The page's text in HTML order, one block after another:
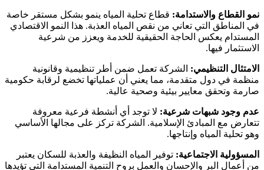
نمو القطاع والاستدامة:قطاع تحلية المياه ينمو بشكل مستقر خاصة
في المناطق التي تعاني من نقص المياه العذبة. هذا النمو الاقتصادي
المستدام يعكس الحاجة الحقيقية للخدمة ويعزز من شرعية
الاستثمار فيها.
الامتثال التنظيمي:الشركة تعمل ضمن أطر تنظيمية وقانونية
منظمة في دول متقدمة، مما يعني أن عملياتها تخضع لرقابة حكومية
صارمة وتحقق معايير بيئية وصحية عالية.
عدم وجود شبهات شرعية:لا توجد أي أنشطة فرعية معروفة
تتعارض مع المبادئ الإسلامية. الشركة تركز على مجالها الأساسي
وهو تحلية المياه وإنتاجها.
المسؤولية الاجتماعية:توفير المياه النظيفة والعذبة للسكان يعتبر
من أعمال البر والإحسان والعمل بروح التنمية المستدامة التي تؤيدها